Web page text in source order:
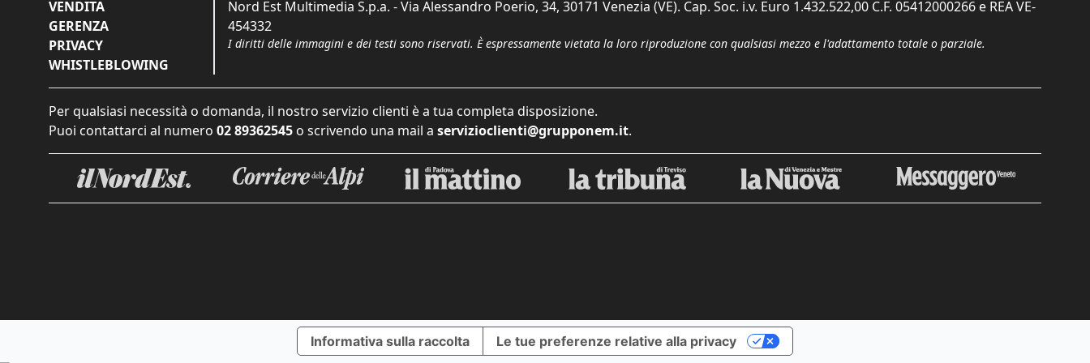
VENDITA
GERENZA
PRIVACY
WHISTLEBLOWING
Nord Est Multimedia S.p.a. - Via Alessandro Poerio, 34, 30171 Venezia (VE). Cap. Soc. i.v. Euro 1.432.522,00 C.F. 05412000266 e REA VE-
454332
I diritti delle immagini e dei testi sono riservati. È espressamente vietata la loro riproduzione con qualsiasi mezzo e l'adattamento totale o parziale.
Per qualsiasi necessità o domanda, il nostro servizio clienti è a tua completa disposizione.
Puoi contattarci al numero 02 89362545 o scrivendo una mail a servizioclienti@grupponem.it.
Informativa sulla raccolta Le tue preferenze relative alla privacy